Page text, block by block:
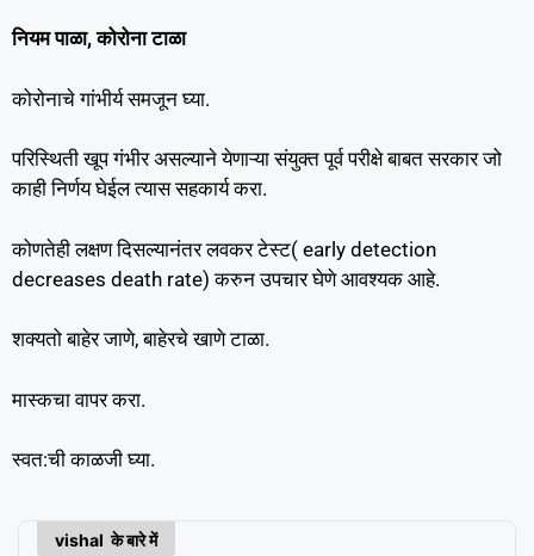
नियम पाळा, कोरोना टाळा
कोरोनाचे गांभीर्य समजून घ्या.
परिस्थिती खूप गंभीर असल्याने येणाऱ्या संयुक्त पूर्व परीक्षे बाबत सरकार जो
काही निर्णय घेईल त्यास सहकार्य करा.
कोणतेही लक्षण दिसल्यानंतर लवकर टेस्ट( early detection
decreases death rate) करुन उपचार घेणे आवश्यक आहे.
शक्यतो बाहेर जाणे, बाहेरचे खाणे टाळा.
मास्कचा वापर करा.
स्वत:ची काळजी घ्या.
vishal के बारे में